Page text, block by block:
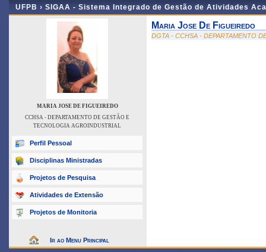
UFPB › SIGAA - Sistema Integrado de Gestão de Atividades
MARIA JOSE DE FIGUEIREDO
CCHSA - DEPARTAMENTO DE GESTÃO E
TECNOLOGIA AGROINDUSTRIAL
Perfil Pessoal
Disciplinas Ministradas
Projetos de Pesquisa
Atividades de Extensão
Projetos de Monitoria
Ir ao Menu Principal
Maria Jose De Figueiredo
DGTA - CCHSA - DEPARTAMENTO